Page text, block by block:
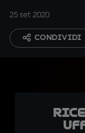
25 set 2020
CONDIVIDI